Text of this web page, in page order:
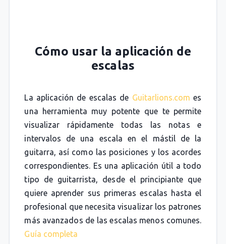
Cómo usar la aplicación de
escalas
La aplicación de escalas de Guitarlions.com es
una herramienta muy potente que te permite
visualizar rápidamente todas las notas e
intervalos de una escala en el mástil de la
guitarra, así como las posiciones y los acordes
correspondientes. Es una aplicación útil a todo
tipo de guitarrista, desde el principiante que
quiere aprender sus primeras escalas hasta el
profesional que necesita visualizar los patrones
más avanzados de las escalas menos comunes.
Guía completa